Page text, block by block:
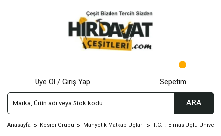
ARA
Üye Ol / Giriş Yap Sepetim
Anasayfa Kesici Grubu Manyetik Matkap Uçları T.C.T. Elmas Uçlu